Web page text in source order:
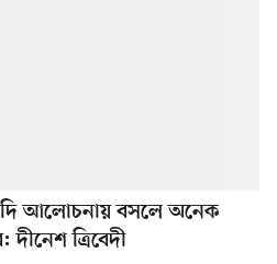
আলোচনায় বসলে অনেক
দীনেশ ত্রিবেদী